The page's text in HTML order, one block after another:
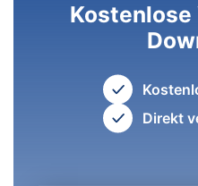
Kostenlose
Direkt